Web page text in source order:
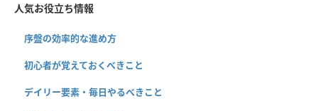
人気お役立ち情報
序盤の効率的な進め方
初心者が覚えておくべきこと
デイリー要素・毎日やるべきこと